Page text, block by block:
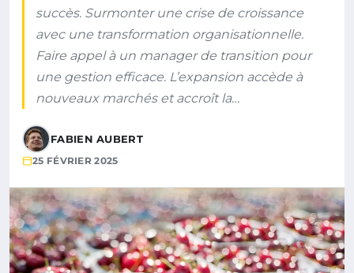
succès. Surmonter une crise de croissance
avec une transformation organisationnelle.
Faire appel à un manager de transition pour
une gestion efficace. L’expansion accède à
nouveaux marchés et accroît la…
FABIEN AUBERT
25 FÉVRIER 2025